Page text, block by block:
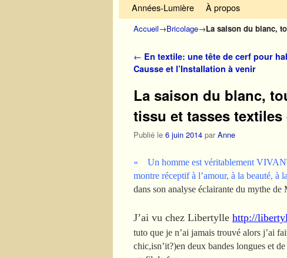
Années-Lumière
À propos
Accueil→Bricolage→La saison du blanc,
Navigation des articles
← En textile: une tête de cerf pour
Causse et l’Installation à venir
La saison du blanc,
tissu et tasses textiles
Publié le 6 juin 2014 par Anne
« Un homme est véritablement
montre réceptif à l’amour, à la beauté, à
dans son analyse éclairante du mythe de
J’ai vu chez Libertylle http://
tuto que je n’ai jamais trouvé alors j’ai
chic,isn’it?)en deux bandes longues et